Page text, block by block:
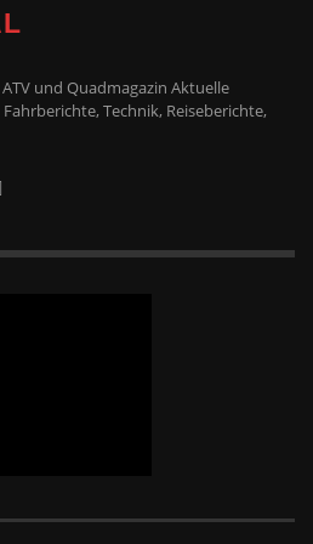
und Quadmagazin Aktuelle
Technik, Reiseberichte,